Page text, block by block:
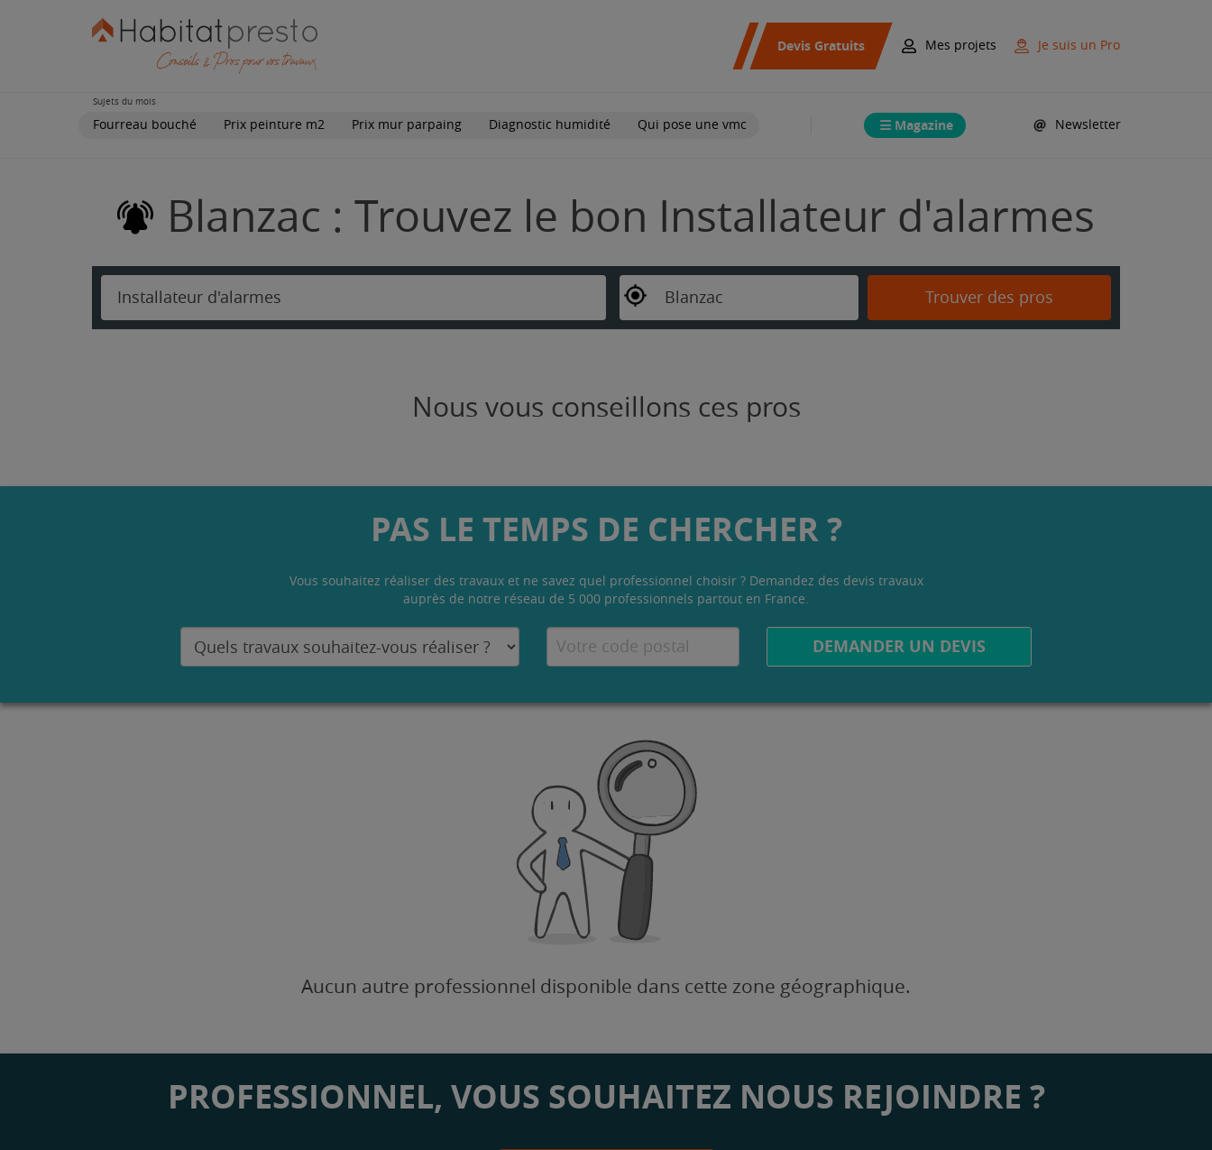
Devis Gratuits Mes projets Je suis un Pro
Sujets du mois
Fourreau bouché Prix peinture m2 Prix mur parpaing Diagnostic humidité Qui pose une vmc Magazine Newsletter
Blanzac : Trouvez le bon Installateur d'alarmes
Installateur d'alarmes Blanzac Trouver des pros
Nous vous conseillons ces pros
PAS LE TEMPS DE CHERCHER ?
Vous souhaitez réaliser des travaux et ne savez quel professionnel choisir ? Demandez des devis travaux
auprès de notre réseau de 5 000 professionnels partout en France.
DEMANDER UN DEVIS
Aucun autre professionnel disponible dans cette zone géographique.
PROFESSIONNEL, VOUS SOUHAITEZ NOUS REJOINDRE ?